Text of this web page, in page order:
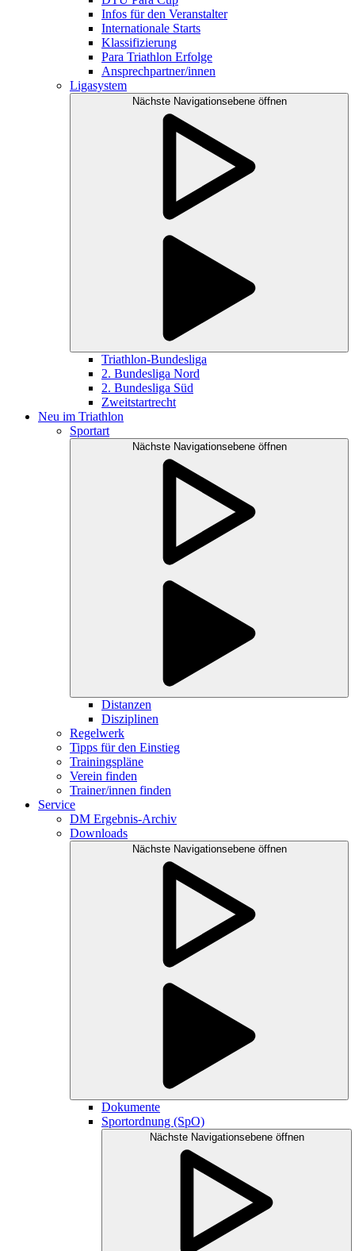
Infos für den Veranstalter
Internationale Starts
Klassifizierung
Para Triathlon Erfolge
Ansprechpartner/innen
Ligasystem
Nächste Navigationsebene öffnen
Triathlon-Bundesliga
2. Bundesliga Nord
2. Bundesliga Süd
Zweitstartrecht
Neu im Triathlon
Sportart
Nächste Navigationsebene öffnen
Distanzen
Disziplinen
Regelwerk
Tipps für den Einstieg
Trainingspläne
Verein finden
Trainer/innen finden
Service
DM Ergebnis-Archiv
Downloads
Nächste Navigationsebene öffnen
Dokumente
Sportordnung (SpO)
Nächste Navigationsebene öffnen